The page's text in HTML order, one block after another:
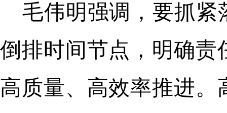
毛伟明强调，要抓紧
倒排时间节点，明确责
高质量、高效率推进